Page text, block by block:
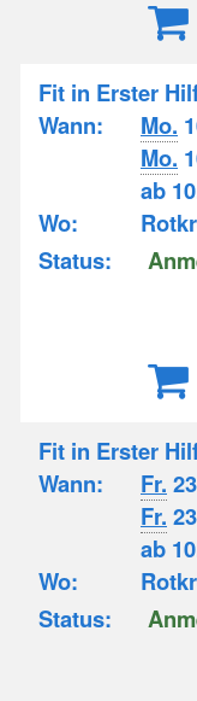
Fit in Erster
Wann:
Mo.
Mo.
ab
Wo:
Status:
Fit in Erster
Wann:
Fr.
Fr.
ab
Wo:
Status: